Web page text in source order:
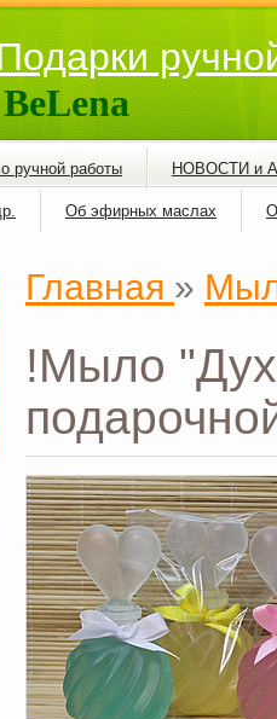
BeLena
ручной работы НОВОСТИ и
Об эфирных маслах
Главная »
!Мыло